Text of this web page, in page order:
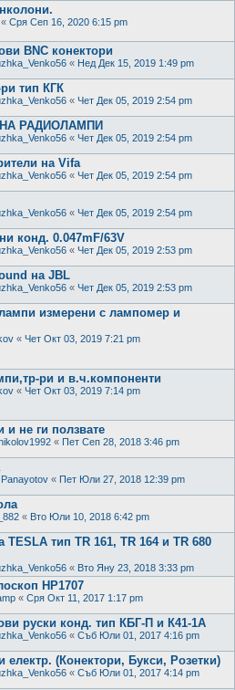
« Сря Сеп 16, 2020 6:15 pm
BNC конектори
« Нед Дек 15, 2019 1:49 pm
тип КГК
« Чет Дек 05, 2019 2:54 pm
РАДИОЛАМПИ
« Чет Дек 05, 2019 2:54 pm
на Vifa
« Чет Дек 05, 2019 2:54 pm
« Чет Дек 05, 2019 2:54 pm
конд. 0.047mF/63V
« Чет Дек 05, 2019 2:53 pm
на JBL
« Чет Дек 05, 2019 2:53 pm
измерени с лампомер и
« Чет Окт 03, 2019 7:21 pm
ри и в.ч.компоненти
« Чет Окт 03, 2019 7:14 pm
и не ги ползвате
« Пет Сеп 28, 2018 3:46 pm
« Пет Юли 27, 2018 12:39 pm
« Вто Юли 10, 2018 6:42 pm
тип TR 161, TR 164 и TR 680
« Вто Яну 23, 2018 3:33 pm
HP1707
« Сря Окт 11, 2017 1:17 pm
руски конд. тип КБГ-П и К41-1А
« Съб Юли 01, 2017 4:16 pm
(Конектори, Букси, Розетки)
« Съб Юли 01, 2017 4:14 pm